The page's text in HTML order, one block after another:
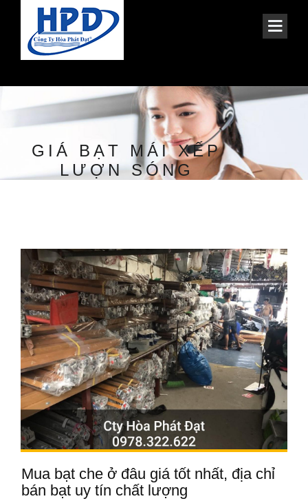
GIÁ BẠT MÁI XẾP
LƯỢN SÓNG
Mua bạt che ở đâu giá tốt nhất, địa chỉ
bán bạt uy tín chất lượng